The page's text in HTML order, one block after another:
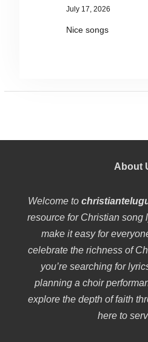
July 17, 2026
Nice songs
About
Welcome to
resource for Christian song
make it easy for
celebrate the richness of
you’re searching for
planning a choir
explore the depth of faith
here to